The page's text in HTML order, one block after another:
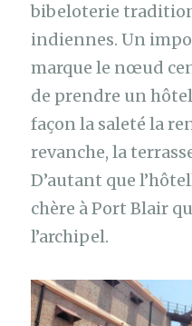
bibeloterie
indiennes. Un
marque le nœud
de prendre un
façon la saleté la
revanche, la
D’autant que
chère à Port Blair
l’archipel.